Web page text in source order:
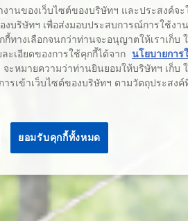
านของเว็บไซต์ของบริษัทฯ และประสงค์จะ
งบริษัทฯ เพื่อส่งมอบประสบการณ์การใช้งาน
ทางเลือกจนกว่าท่านจะอนุญาตให้เราเก็บ
ะเอียดของการใช้คุกกี้ได้จาก นโยบายการ
ะหมายความว่าท่านยินยอมให้บริษัทฯ เก็บ
รเข้าเว็บไซต์ของบริษัทฯ ตามวัตถุประสงค์
ยอมรับคุกกี้ทั้งหมด